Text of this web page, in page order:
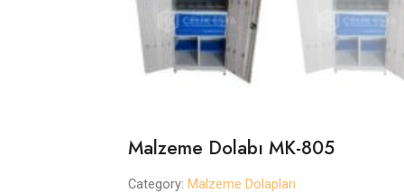
Malzeme Dolabı MK-805
Category: Malzeme Dolapları